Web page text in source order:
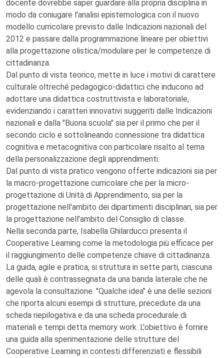
docente dovrebbe saper guardare alla propria disciplina in
modo da coniugare l'analisi epistemologica con il nuovo
modello curricolare previsto dalle Indicazioni nazionali del
2012 e passare dalla programmazione lineare per obiettivi
alla progettazione olistica/modulare per le competenze di
cittadinanza.
Dal punto di vista teorico, mette in luce i motivi di carattere
culturale oltreché pedagogico-didattici che inducono ad
adottare una didattica costruttivista e laboratoriale,
evidenziando i caratteri innovativi suggeriti dalle Indicazioni
nazionali e dalla "Buona scuola" sia per il primo che per il
secondo ciclo e sottolineando connessione tra didattica
cognitiva e metacognitiva con particolare risalto al tema
della personalizzazione degli apprendimenti.
Dal punto di vista pratico vengono offerte indicazioni sia per
la macro-progettazione curricolare che per la micro-
progettazione di Unità di Apprendimento, sia per la
progettazione nell'ambito dei dipartimenti disciplinari, sia per
la progettazione nell'ambito del Consiglio di classe.
Nella seconda parte, Isabella Ghilarducci presenta il
Cooperative Learning come la metodologia più efficace per
il raggiungimento delle competenze chiave di cittadinanza.
La guida, agile e pratica, si struttura in sette parti, ciascuna
delle quali è contrassegnata da una banda laterale che ne
agevola la consultazione. "Qualche idea" è una delle sezioni
che riporta alcuni esempi di strutture, precedute da una
scheda riepilogativa e da una scheda procedurale di
materiali e tempi detta memory work. L'obiettivo è fornire
una guida alla sperimentazione delle strutture del
Cooperative Learning in contesti differenziati e flessibili